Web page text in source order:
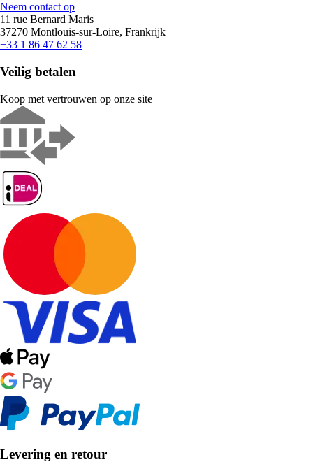
Neem contact op
11 rue Bernard Maris
37270 Montlouis-sur-Loire, Frankrijk
+33 1 86 47 62 58
Veilig betalen
Koop met vertrouwen op onze site
Levering en retour